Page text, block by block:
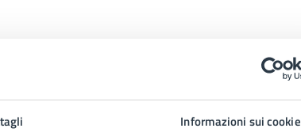
Informazioni sui cookie